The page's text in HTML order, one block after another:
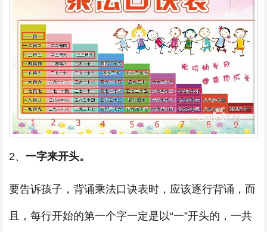
2、 一字来开头。
要告诉孩子，背诵乘法口诀表时，应该逐行背诵，而
且，每行开始的第一个字一定是以“一”开头的，一共